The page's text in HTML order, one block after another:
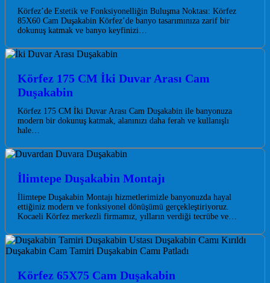
Körfez’de Estetik ve Fonksiyonelliğin Buluşma Noktası: Körfez
85X60 Cam Duşakabin Körfez’de banyo tasarımınıza zarif bir
dokunuş katmak ve banyo keyfinizi…
Körfez 175 CM İki Duvar Arası Cam
Duşakabin
Körfez 175 CM İki Duvar Arası Cam Duşakabin ile banyonuza
modern bir dokunuş katmak, alanınızı daha ferah ve kullanışlı
hale…
İlimtepe Duşakabin Montajı
İlimtepe Duşakabin Montajı hizmetlerimizle banyonuzda hayal
ettiğiniz modern ve fonksiyonel dönüşümü gerçekleştiriyoruz.
Kocaeli Körfez merkezli firmamız, yılların verdiği tecrübe ve…
Körfez 65X75 Cam Duşakabin